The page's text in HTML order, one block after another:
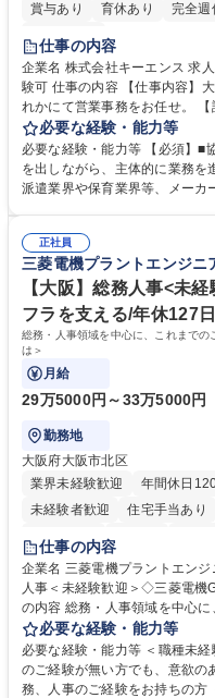
賞与あり
育休あり 完全週
土日祝休み
仕事の内容
企業名 株式会社キーエンス 求人名 【大阪・京都・滋賀】営業事務 ※未経
験可 仕事の内容 【仕事内容】大阪営業所、京都営業所、滋賀営業所いず
れかにて営業事務をお任せ。
の作成・カタログ送付・来客対
善をお任せ。 【教育制度】ご入社後、育成担当とペアになりながらOJTに
て業務を覚えていただくこと
れているため、スムーズに仕事
募集職種 【大阪・京都・滋賀
必要な経験・能力等
必要な経験・能力等 【必須】■
を出しながら、主体的に業務を
派遣業界や保育業界等、メーカ
えて、お客様や社員の状況に合
待され。組織を支えるスペシャ
社員から頼られる存在になる
務の持ち帰りも禁止されており
歴・資格 学歴：大学院 大学 高
正社員
三菱電機プラントエンジニ
【大阪】総務人事<未
フラを支える/年休127
総務・人事領域を中心に、これまで
は＞
月給
29万5000円～33万5000円
勤務地
大阪府大阪市北区
業界未経験歓迎
年間休日
未経験者歓迎
住宅手当あり
退職金あり
駅近5分以内
土日祝休み
仕事の内容
企業名 三菱電機プラントエンジニアリング
人事＜未経験歓迎＞◇三菱電機G
の内容 総務・人事領域を中心
します。 ＜具体的には＞ ・総務/人事労務（給与・社保・勤怠管理など）
・採用・教育研修 ・福利厚生
採用や教育等の業務内容により
出張もございます。 ※担当業務
必要な経験・能力等
必要な経験・能力等 ＜職種未
のご経験が無い方でも、意欲の
務、人事のご経験をお持ちの方（業界不問） ■求め